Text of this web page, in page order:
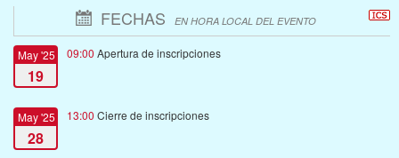
FECHAS EN HORA LOCAL DEL EVENTO
May '25
19
09:00 Apertura de inscripciones
May '25
28
13:00 Cierre de inscripciones